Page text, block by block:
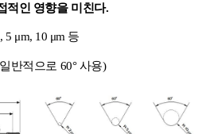
적인 영향을 미친다.
5 μm, 10 μm 등
반적으로 60° 사용)